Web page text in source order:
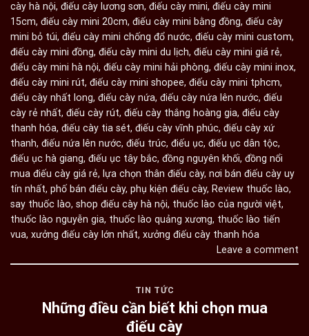
cày hà nội, điếu cày lương sơn, điếu cày mini, điếu cày mini
15cm, điếu cày mini 20cm, điếu cày mini bằng đồng, điếu cày
mini bỏ túi, điếu cày mini chống đổ nước, điếu cày mini custom,
điếu cày mini đồng, điếu cày mini du lịch, điếu cày mini giá rẻ,
điếu cày mini hà nội, điếu cày mini hải phòng, điếu cày mini inox,
điếu cày mini rút, điếu cày mini shopee, điếu cày mini tphcm,
điếu cày nhất long, điếu cày nứa, điếu cày nứa lên nước, điếu
cày rẻ nhất, điếu cày rút, điếu cày thắng hoàng gia, điếu cày
thanh hóa, điếu cày tia sét, điếu cày vĩnh phúc, điếu cày xứ
thanh, điếu nứa lên nước, điếu trúc, điếu ục, điếu ục dân tộc,
điếu ục hà giang, điếu ục tây bắc, đồng nguyên khối, đồng nổi
mua điếu cày giá rẻ, lựa chọn thân điếu cày, nơi bán điếu cày uy
tín nhất, phố bán điếu cày, phụ kiện điếu cày, Review thuốc lào,
say thuốc lào, shop điếu cày hà nội, thuốc lào của người việt,
thuốc lào nguyễn gia, thuốc lào quảng xương, thuốc lào tiến
vua, xưởng điếu cày lớn nhất, xưởng điếu cày thanh hóa
Leave a comment
TIN TỨC
Những điều cần biết khi chọn mua
điếu cày